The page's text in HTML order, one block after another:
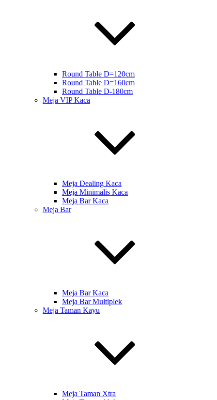
Round Table D=120cm
Round Table D=160cm
Round Table D-180cm
Meja VIP Kaca
Meja Dealing Kaca
Meja Minimalis Kaca
Meja Bar Kaca
Meja Bar
Meja Bar Kaca
Meja Bar Multiplek
Meja Taman Kayu
Meja Taman Xtra